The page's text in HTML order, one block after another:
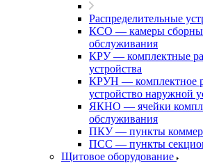
Распределительные
КСО — камеры
обслуживания
КРУ — комплектные
устройства
КРУН — комплектное
устройство наружной
ЯКНО — ячейки
обслуживания
ПКУ — пункты
ПСС — пункты
Щитовое оборудование